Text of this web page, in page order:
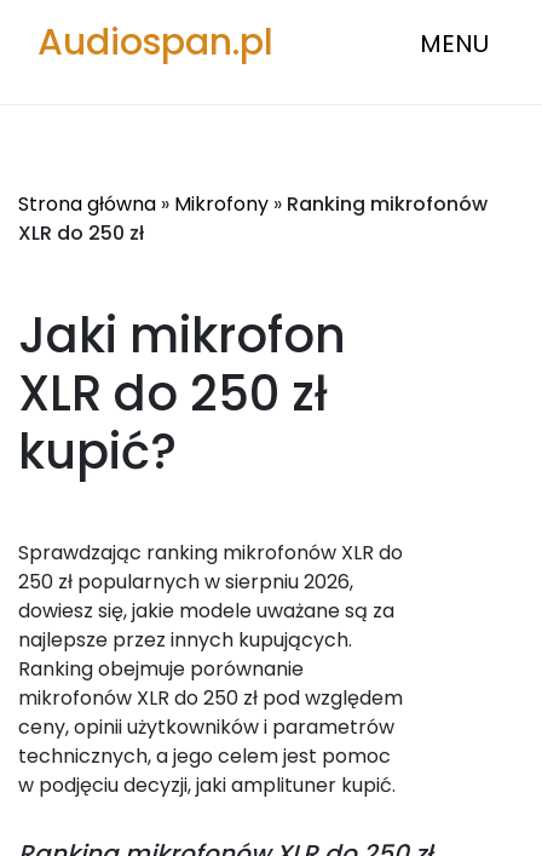
Audiospan.pl MENU
Strona główna » Mikrofony » Ranking mikrofonów
XLR do 250 zł
Jaki mikrofon
XLR do 250 zł
kupić?
Sprawdzając ranking mikrofonów XLR do
250 zł popularnych w sierpniu 2026,
dowiesz się, jakie modele uważane są za
najlepsze przez innych kupujących.
Ranking obejmuje porównanie
mikrofonów XLR do 250 zł pod względem
ceny, opinii użytkowników i parametrów
technicznych, a jego celem jest pomoc
w podjęciu decyzji, jaki amplituner kupić.